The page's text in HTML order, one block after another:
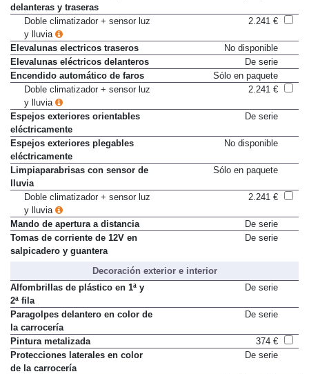
delanteras y traseras
Doble climatizador + sensor luz
y lluvia
2.241 €
Elevalunas electricos traseros
No disponible
Elevalunas eléctricos delanteros
De serie
Encendido automático de faros
Sólo en paquete
Doble climatizador + sensor luz
y lluvia
2.241 €
Espejos exteriores orientables
eléctricamente
De serie
Espejos exteriores plegables
eléctricamente
No disponible
Limpiaparabrisas con sensor de
lluvia
Sólo en paquete
Doble climatizador + sensor luz
y lluvia
2.241 €
Mando de apertura a distancia
De serie
Tomas de corriente de 12V en
salpicadero y guantera
De serie
Decoración exterior e interior
Alfombrillas de plástico en 1ª y
2ª fila
De serie
Paragolpes delantero en color de
la carrocería
De serie
Pintura metalizada
374 €
Protecciones laterales en color
de la carrocería
De serie